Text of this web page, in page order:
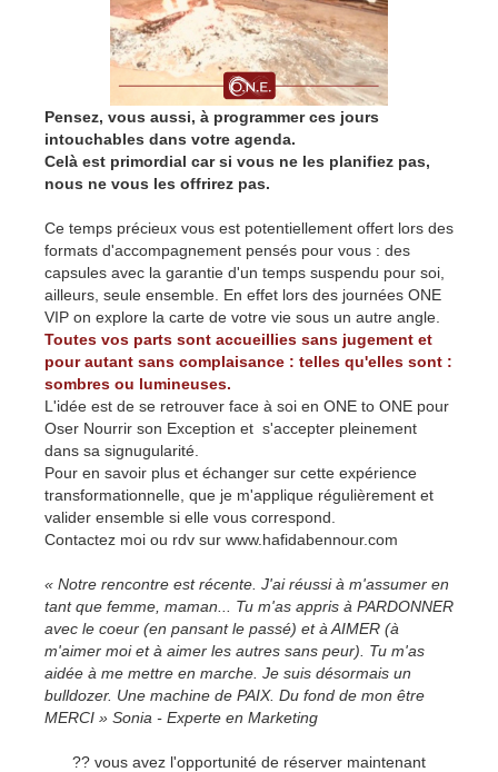
Pensez, vous aussi, à programmer ces jours
intouchables dans votre agenda.
Celà est primordial car si vous ne les planifiez pas,
nous ne vous les offrirez pas.
Ce temps précieux vous est potentiellement offert lors des
formats d'accompagnement pensés pour vous : des
capsules avec la garantie d'un temps suspendu pour soi,
ailleurs, seule ensemble. En effet lors des journées ONE
VIP on explore la carte de votre vie sous un autre angle.
Toutes vos parts sont accueillies sans jugement et
pour autant sans complaisance : telles qu'elles sont :
sombres ou lumineuses.
L'idée est de se retrouver face à soi en ONE to ONE pour
Oser Nourrir son Exception et s'accepter pleinement
dans sa signugularité.
Pour en savoir plus et échanger sur cette expérience
transformationnelle, que je m'applique régulièrement et
valider ensemble si elle vous correspond.
Contactez moi ou rdv sur www.hafidabennour.com
« Notre rencontre est récente. J'ai réussi à m'assumer en
tant que femme, maman... Tu m'as appris à PARDONNER
avec le coeur (en pansant le passé) et à AIMER (à
m'aimer moi et à aimer les autres sans peur). Tu m'as
aidée à me mettre en marche. Je suis désormais un
bulldozer. Une machine de PAIX. Du fond de mon être
MERCI » Sonia - Experte en Marketing
?? vous avez l'opportunité de réserver maintenant